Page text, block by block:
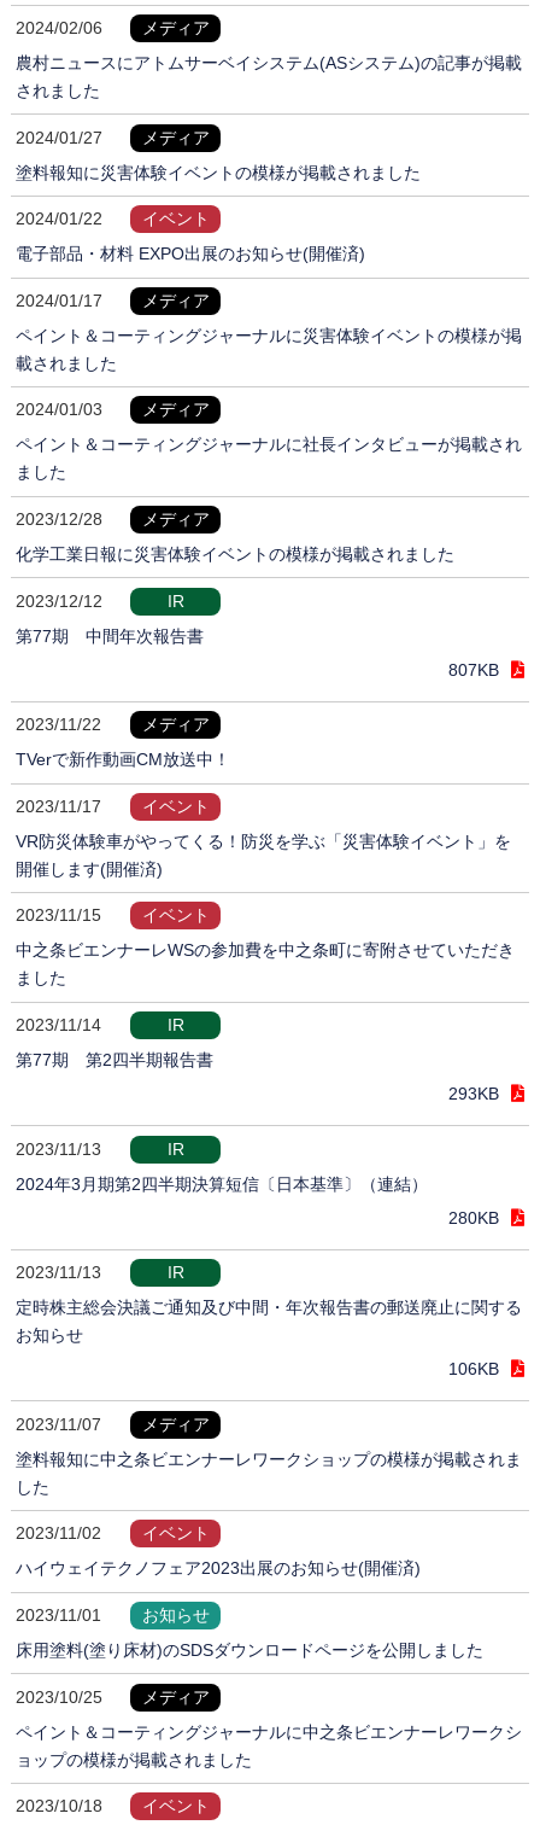
2024/02/06
メディア
農村ニュースにアトムサーベイシステム(ASシステム)の記事が掲載
されました
2024/01/27
メディア
塗料報知に災害体験イベントの模様が掲載されました
2024/01/22
イベント
電子部品・材料 EXPO出展のお知らせ(開催済)
2024/01/17
メディア
ペイント＆コーティングジャーナルに災害体験イベントの模様が掲
載されました
2024/01/03
メディア
ペイント＆コーティングジャーナルに社長インタビューが掲載され
ました
2023/12/28
メディア
化学工業日報に災害体験イベントの模様が掲載されました
2023/12/12
IR
第77期 中間年次報告書
807KB
2023/11/22
メディア
TVerで新作動画CM放送中！
2023/11/17
イベント
VR防災体験車がやってくる！防災を学ぶ「災害体験イベント」を
開催します(開催済)
2023/11/15
イベント
中之条ビエンナーレWSの参加費を中之条町に寄附させていただき
ました
2023/11/14
IR
第77期 第2四半期報告書
293KB
2023/11/13
IR
2024年3月期第2四半期決算短信〔日本基準〕（連結）
280KB
2023/11/13
IR
定時株主総会決議ご通知及び中間・年次報告書の郵送廃止に関する
お知らせ
106KB
2023/11/07
メディア
塗料報知に中之条ビエンナーレワークショップの模様が掲載されま
した
2023/11/02
イベント
ハイウェイテクノフェア2023出展のお知らせ(開催済)
2023/11/01
お知らせ
床用塗料(塗り床材)のSDSダウンロードページを公開しました
2023/10/25
メディア
ペイント＆コーティングジャーナルに中之条ビエンナーレワークシ
ョップの模様が掲載されました
2023/10/18
イベント